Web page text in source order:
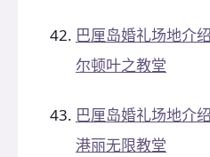
巴厘岛婚礼场地介
尔顿叶之教堂
巴厘岛婚礼场地介绍
港丽无限教堂